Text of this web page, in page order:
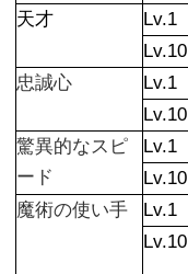
天才
Lv.1
Lv.10
忠誠心
Lv.1
Lv.10
驚異的なスピ
ード
Lv.1
Lv.10
魔術の使い手
Lv.1
Lv.10